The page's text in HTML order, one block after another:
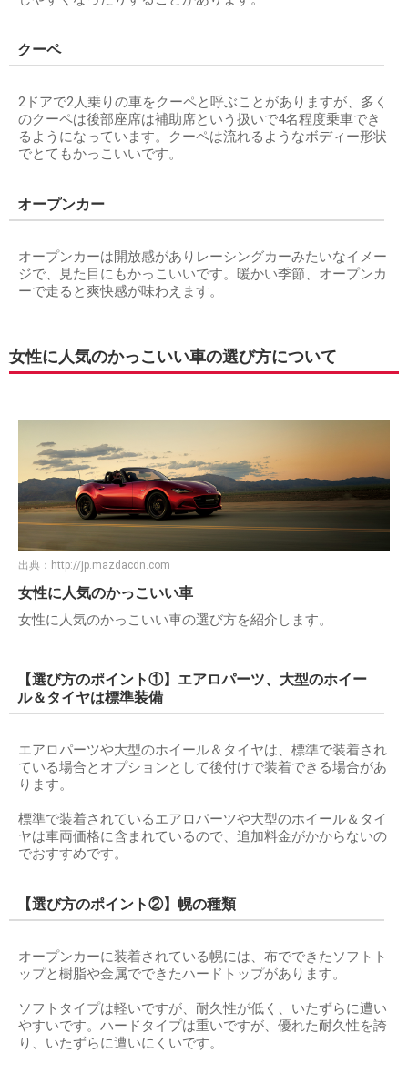
クーペ
2ドアで2人乗りの車をクーペと呼ぶことがありますが、多く
のクーペは後部座席は補助席という扱いで4名程度乗車でき
るようになっています。クーペは流れるようなボディー形状
でとてもかっこいいです。
オープンカー
オープンカーは開放感がありレーシングカーみたいなイメー
ジで、見た目にもかっこいいです。暖かい季節、オープンカ
ーで走ると爽快感が味わえます。
女性に人気のかっこいい車の選び方について
出典： http://jp.mazdacdn.com
女性に人気のかっこいい車
女性に人気のかっこいい車の選び方を紹介します。
【選び方のポイント①】エアロパーツ、大型のホイー
ル＆タイヤは標準装備
エアロパーツや大型のホイール＆タイヤは、標準で装着され
ている場合とオプションとして後付けで装着できる場合があ
ります。
標準で装着されているエアロパーツや大型のホイール＆タイ
ヤは車両価格に含まれているので、追加料金がかからないの
でおすすめです。
【選び方のポイント②】幌の種類
オープンカーに装着されている幌には、布でできたソフトト
ップと樹脂や金属でできたハードトップがあります。
ソフトタイプは軽いですが、耐久性が低く、いたずらに遭い
やすいです。ハードタイプは重いですが、優れた耐久性を誇
り、いたずらに遭いにくいです。